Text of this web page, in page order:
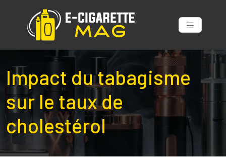
Impact du tabagisme
sur le taux de
cholestérol